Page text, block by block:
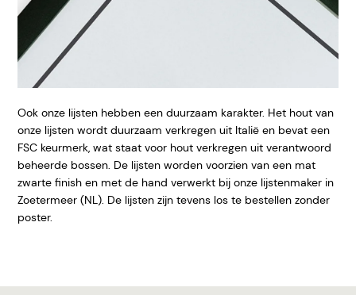
Ook onze lijsten hebben een duurzaam karakter. Het hout van
onze lijsten wordt duurzaam verkregen uit Italië en bevat een
FSC keurmerk, wat staat voor hout verkregen uit verantwoord
beheerde bossen. De lijsten worden voorzien van een mat
zwarte finish en met de hand verwerkt bij onze lijstenmaker in
Zoetermeer (NL). De lijsten zijn tevens los te bestellen zonder
poster.